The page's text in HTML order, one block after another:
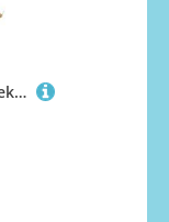
TOYANDONA Puppenhaus Dekoration Bunte LED Fake Lichter Warmweiß für Weihnachts Garten-dioramen Puppenhaus Zubehör Kreative Bastelbeleuchtung